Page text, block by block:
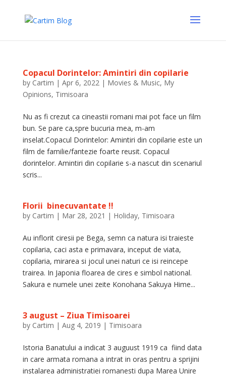
Copacul Dorintelor: Amintiri din copilarie
by Cartim | Apr 6, 2022| Movies & Music, My
Opinions, Timisoara
Nu as fi crezut ca cineastii romani mai pot face un film
bun. Se pare ca,spre bucuria mea, m-am
inselat.Copacul Dorintelor: Amintiri din copilarie este un
film de familie/fantezie foarte reusit. Copacul
dorintelor. Amintiri din copilarie s-a nascut din scenariul
scris...
Florii binecuvantate !!
by Cartim | Mar 28, 2021 | Holiday, Timisoara
Au inflorit ciresii pe Bega, semn ca natura isi traieste
copilaria, caci asta e primavara, inceput de viata,
copilaria, mirarea si jocul unei naturi ce isi reincepe
trairea. In Japonia floarea de cires e simbol national.
Sakura e numele unei zeite Konohana Sakuya Hime...
3 august – Ziua Timisoarei
by Cartim | Aug 4, 2019 | Timisoara
Istoria Banatului a indicat 3 auguust 1919 ca fiind data
in care armata romana a intrat in oras pentru a sprijini
instalarea administratiei romanesti dupa Marea Unire